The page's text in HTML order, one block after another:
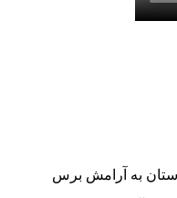
به آرامش برس